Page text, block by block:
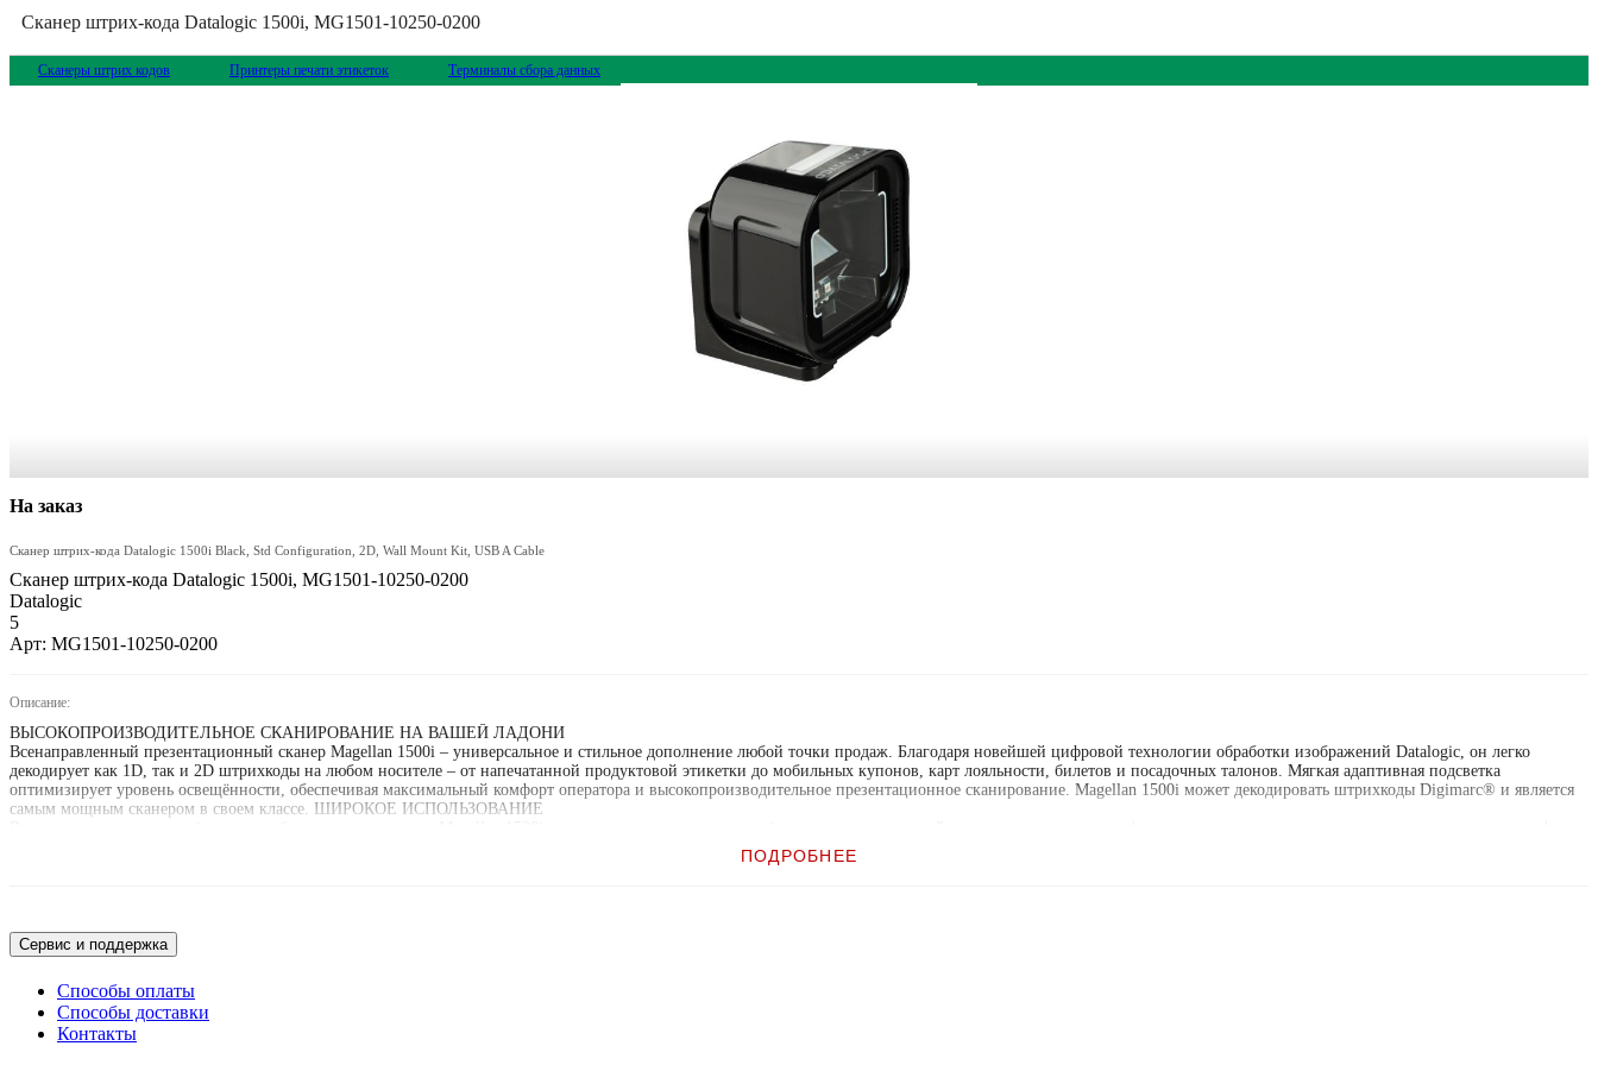
Сканер штрих-кода Datalogic 1500i, MG1501-10250-0200
Сканеры штрих кодов Принтеры печати этикеток Терминалы сбора данных
На заказ
Сканер штрих-кода Datalogic 1500i Black, Std Configuration, 2D, Wall Mount Kit, USB A Cable
Сканер штрих-кода Datalogic 1500i, MG1501-10250-0200
Datalogic
5
Арт: MG1501-10250-0200
Описание:
ВЫСОКОПРОИЗВОДИТЕЛЬНОЕ СКАНИРОВАНИЕ НА ВАШЕЙ ЛАДОНИ
Всенаправленный презентационный сканер Magellan 1500i – универсальное и стильное дополнение любой точки продаж. Благодаря новейшей цифровой технологии обработки изображений Datalogic, он легко
декодирует как 1D, так и 2D штрихкоды на любом носителе – от напечатанной продуктовой этикетки до мобильных купонов, карт лояльности, билетов и посадочных талонов. Мягкая адаптивная подсветка
оптимизирует уровень освещённости, обеспечивая максимальный комфорт оператора и высокопроизводительное презентационное сканирование. Magellan 1500i может декодировать штрихкоды Digimarc® и является
самым мощным сканером в своем классе. ШИРОКОЕ ИСПОЛЬЗОВАНИЕ
или бутики. Magellan 1500i имеет самую компактную конструкцию в своём классе и идеально подходит для использования в условиях ограниченного рабочего пространства. Помимо этого, интеллектуальная
прокладка кабеля обеспечивает удобство ручного сканирования и позволяет устанавливать сканер вплотную к стене или дисплею для максимально эффективного использования рабочего пространства. Разнообразные
ПОДРОБНЕЕ
Сервис и поддержка
Способы оплаты
Способы доставки
Контакты